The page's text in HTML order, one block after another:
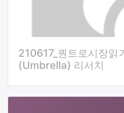
210617_퀀트로시장읽
(Umbrella) 리서치